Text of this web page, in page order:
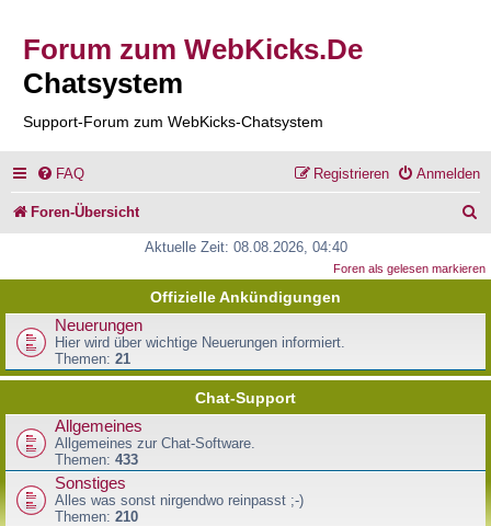
Forum zum WebKicks.De
Chatsystem
Support-Forum zum WebKicks-Chatsystem
FAQ Anmelden
Registrieren
Foren-Übersicht
c
Aktuelle Zeit: 08.08.2026, 04:40
Foren als gelesen markieren
Offizielle Ankündigungen
Neuerungen
Hier wird über wichtige Neuerungen informiert.
Themen: 21
Chat-Support
Allgemeines
Allgemeines zur Chat-Software.
Themen: 433
Sonstiges
Alles was sonst nirgendwo reinpasst ;-)
Themen: 210